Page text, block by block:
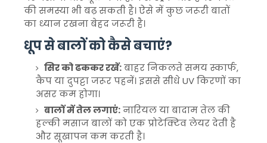
की समस्या भी बढ़ सकती है। ऐसे में कुछ जरूरी बातों
का ध्यान रखना बेहद जरूरी है।
धूप से बालों को कैसे बचाएं?
सिर को ढककर रखें:बाहर निकलते समय स्कार्फ,
कैप या दुपट्टा जरूर पहनें। इससे सीधे UV किरणों का
असर कम होगा।
बालों में तेल लगाएं:नारियल या बादाम तेल की
हल्की मसाज बालों को एक प्रोटेक्टिव लेयर देती है
और सूखापन कम करती है।